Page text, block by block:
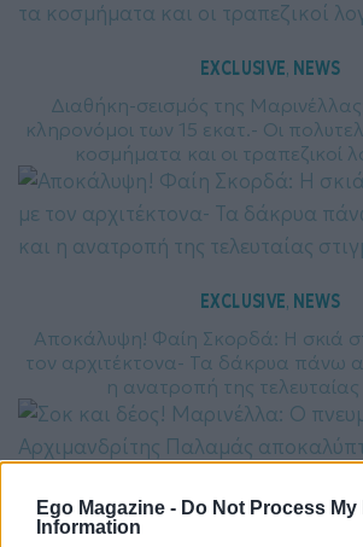
Ego Magazine - Do Not Process My
Information
EXCLUSIVE, NEWS
Διαθήκη-σεισμός της Μαρινέλλας:
κληρονόμοι των 15 εκατ.- Οι
κοσμήματα και οι τραπεζικοί
EXCLUSIVE, NEWS
Αποκάλυψη! Φαίη Σκορδά: H σκιά
τον αρχιτέκτονα- Τα δάκρυα πάνω
η ανατροπή της τελευταίας